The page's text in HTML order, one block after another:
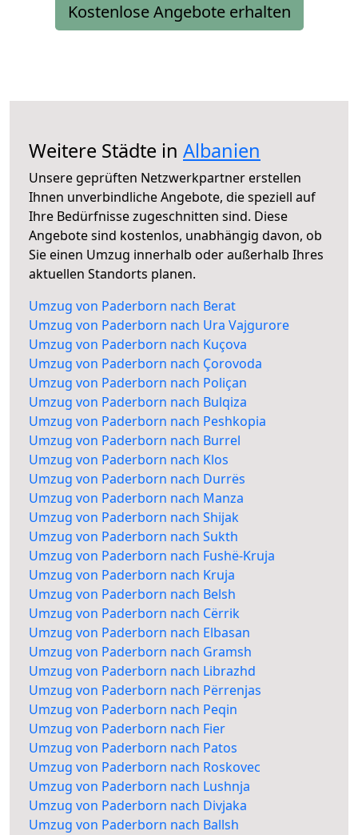
Kostenlose Angebote erhalten
Weitere Städte in Albanien
Unsere geprüften Netzwerkpartner erstellen
Ihnen unverbindliche Angebote, die speziell auf
Ihre Bedürfnisse zugeschnitten sind. Diese
Angebote sind kostenlos, unabhängig davon, ob
Sie einen Umzug innerhalb oder außerhalb Ihres
aktuellen Standorts planen.
Umzug von Paderborn nach Berat
Umzug von Paderborn nach Ura Vajgurore
Umzug von Paderborn nach Kuçova
Umzug von Paderborn nach Çorovoda
Umzug von Paderborn nach Poliçan
Umzug von Paderborn nach Bulqiza
Umzug von Paderborn nach Peshkopia
Umzug von Paderborn nach Burrel
Umzug von Paderborn nach Klos
Umzug von Paderborn nach Durrës
Umzug von Paderborn nach Manza
Umzug von Paderborn nach Shijak
Umzug von Paderborn nach Sukth
Umzug von Paderborn nach Fushë-Kruja
Umzug von Paderborn nach Kruja
Umzug von Paderborn nach Belsh
Umzug von Paderborn nach Cërrik
Umzug von Paderborn nach Elbasan
Umzug von Paderborn nach Gramsh
Umzug von Paderborn nach Librazhd
Umzug von Paderborn nach Përrenjas
Umzug von Paderborn nach Peqin
Umzug von Paderborn nach Fier
Umzug von Paderborn nach Patos
Umzug von Paderborn nach Roskovec
Umzug von Paderborn nach Lushnja
Umzug von Paderborn nach Divjaka
Umzug von Paderborn nach Ballsh